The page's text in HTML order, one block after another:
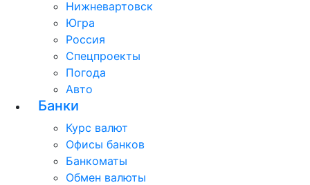
Нижневартовск
Югра
Россия
Спецпроекты
Погода
Авто
Банки
Курс валют
Офисы банков
Банкоматы
Обмен валюты